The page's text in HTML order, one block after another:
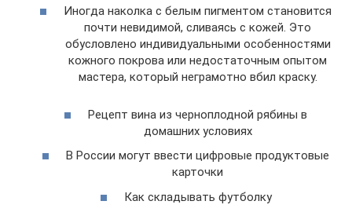
Иногда наколка с белым пигментом становится
почти невидимой, сливаясь с кожей. Это
обусловлено индивидуальными особенностями
кожного покрова или недостаточным опытом
мастера, который неграмотно вбил краску.
Рецепт вина из черноплодной рябины в
домашних условиях
В России могут ввести цифровые продуктовые
карточки
Как складывать футболку